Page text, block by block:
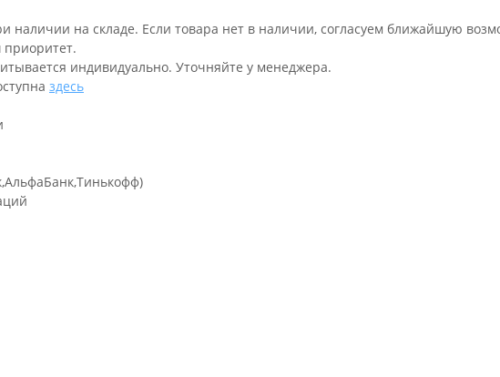
наличии на складе. Если товара нет в наличии, согласуем ближайшую
индивидуально. Уточняйте у менеджера.
здесь